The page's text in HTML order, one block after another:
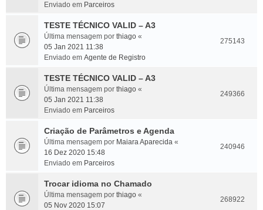
Enviado em Parceiros
TESTE TÉCNICO VALID – A3
Última mensagem por thiago «
05 Jan 2021 11:38
Enviado em Agente de Registro
275143
TESTE TÉCNICO VALID – A3
Última mensagem por thiago «
05 Jan 2021 11:38
Enviado em Parceiros
249366
Criação de Parâmetros e Agenda
Última mensagem por Maiara Aparecida «
16 Dez 2020 15:48
Enviado em Parceiros
240946
Trocar idioma no Chamado
Última mensagem por thiago «
05 Nov 2020 15:07
268922